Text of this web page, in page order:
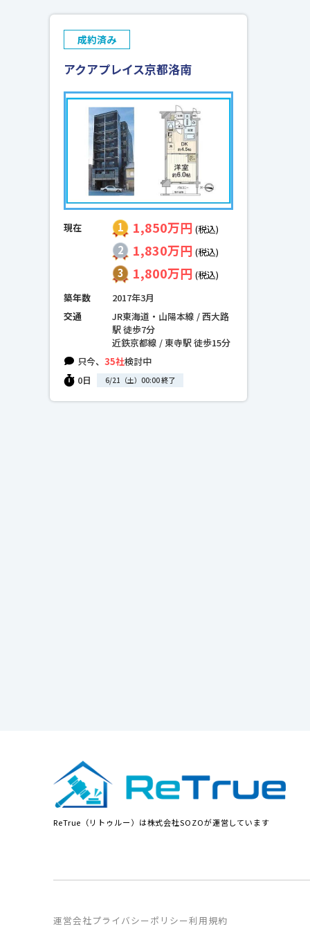
成約済み
アクアプレイス京都洛南
現在 1,850万円 (税込)
1,830万円 (税込)
1,800万円 (税込)
築年数
2017年3月
交通
JR東海道・山陽本線 / 西大路
駅 徒歩7分
近鉄京都線 / 東寺駅 徒歩15分
只今、 35社検討中
0日
6/21（土）00:00 終了
ReTrue（リトゥルー）は株式会社SOZOが運営しています
運営会社プライバシーポリシー利用規約